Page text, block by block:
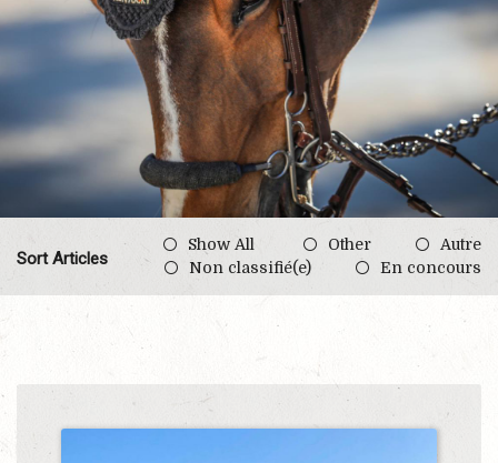
Sort Articles
Show All Other
Autre
Non classifié(e)
En concours